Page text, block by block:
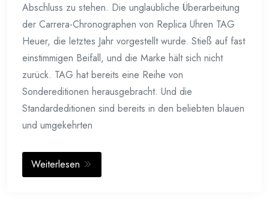
Abschluss zu stehen. Die unglaubliche Überarbeitung
der Carrera-Chronographen von Replica Uhren TAG
Heuer, die letztes Jahr vorgestellt wurde. Stieß auf fast
einstimmigen Beifall, und die Marke hält sich nicht
zurück. TAG hat bereits eine Reihe von
Sondereditionen herausgebracht. Und die
Standardeditionen sind bereits in den beliebten blauen
und umgekehrten
Weiterlesen